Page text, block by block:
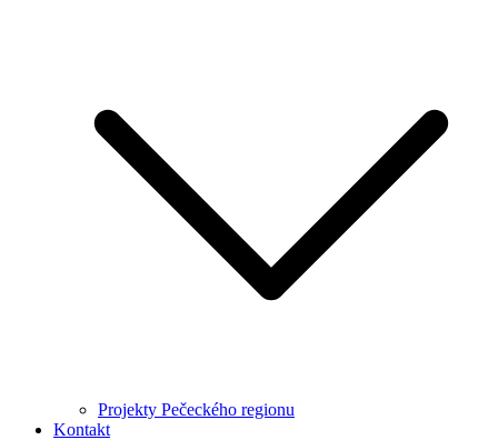
Projekty Pečeckého regionu
Kontakt